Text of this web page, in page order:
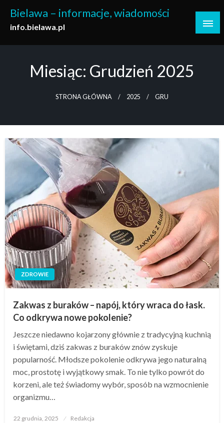
content
Bielawa – informacje, wiadomości
info.bielawa.pl
Miesiąc: Grudzień 2025
STRONA GŁÓWNA 2025 GRU
ZDROWIE
Zakwas z buraków – napój, który wraca do łask.
Co odkrywa nowe pokolenie?
Jeszcze niedawno kojarzony głównie z tradycyjną kuchnią
i świętami, dziś zakwas z buraków znów zyskuje
popularność. Młodsze pokolenie odkrywa jego naturalną
moc, prostotę i wyjątkowy smak. To nie tylko powrót do
korzeni, ale też świadomy wybór, sposób na wzmocnienie
organizmu…
Opublikowane
22 grudnia, 2025 Redakcja